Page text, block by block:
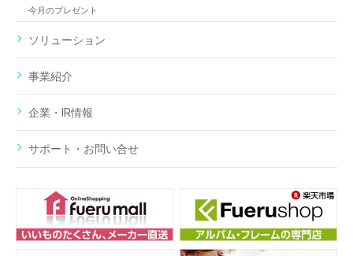
今月のプレゼント
ソリューション
事業紹介
企業・IR情報
サポート・お問い合せ